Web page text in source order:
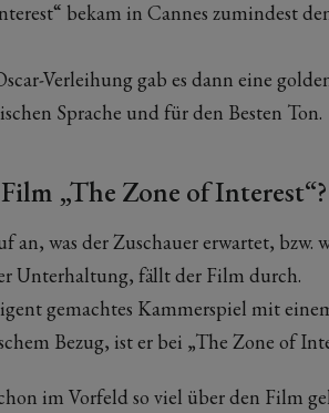
bekam in Cannes zumindest
Verleihung gab es dann eine
Sprache und für den Besten Ton.
„The Zone of Interest“?
an, was der Zuschauer erwartet, bzw.
Unterhaltung, fällt der Film durch.
gemachtes Kammerspiel mit
Bezug, ist er bei „The Zone of
im Vorfeld so viel über den Film